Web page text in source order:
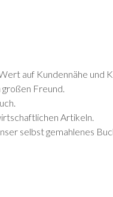
auf Kundennähe und
Freund.
Artikeln.
selbst gemahlenes